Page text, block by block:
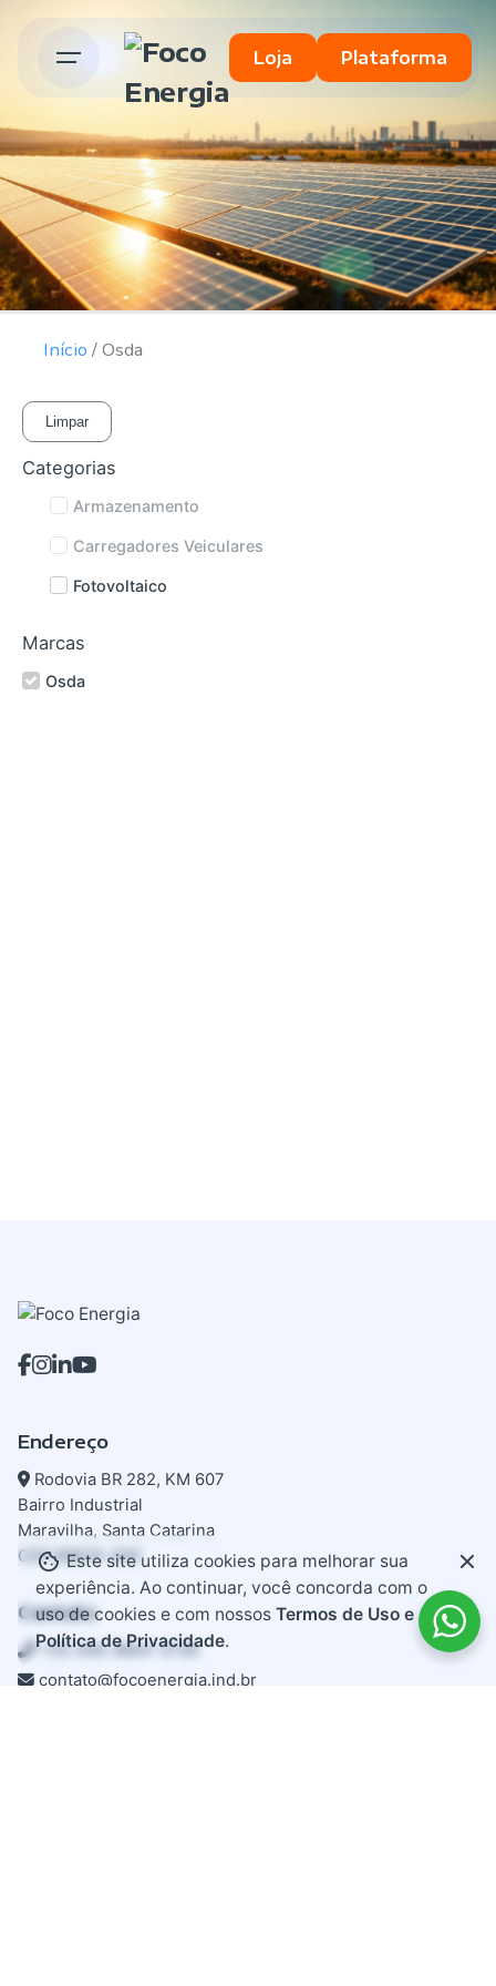
Loja Plataforma
Início / Osda
Limpar
Categorias
Armazenamento
Carregadores Veiculares
Fotovoltaico
Marcas
Osda
Endereço
Rodovia BR 282, KM 607
Bairro Industrial
Maravilha, Santa Catarina
CEP 89874-000
Contato
+55 (49) 3664-3739
contato@focoenergia.ind.br
Este site utiliza cookies para melhorar sua
experiência. Ao continuar, você concorda com o
uso de cookies e com nossos Termos de Uso e
Política de Privacidade.